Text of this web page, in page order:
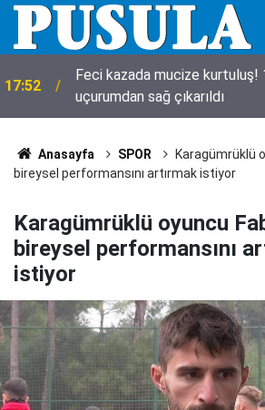
17:52
Feci kazada mucize
uçurumdan sağ çıkarıldı
Anasayfa SPOR
Karagümrüklü
bireysel performansını artırmak istiyor
Karagümrüklü oyuncu
bireysel performansını
istiyor